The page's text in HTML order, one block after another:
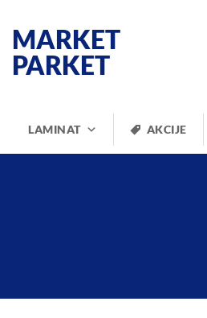
садржај
MARKET
PARKET
LAMINAT AKCIJE